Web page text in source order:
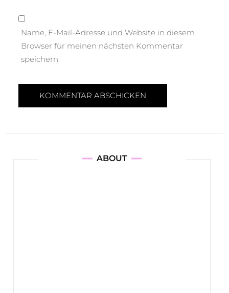
Name, E-Mail-Adresse und Website in diesem
Browser für meinen nächsten Kommentar
speichern.
ABOUT